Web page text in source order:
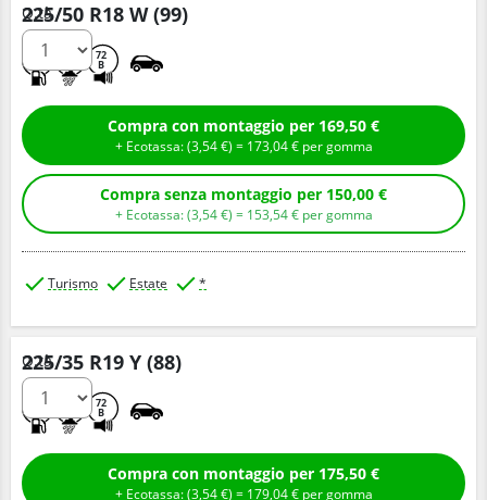
225/50 R18 W (99)
72
B
Q.tà
Compra con montaggio per 169,50 €
+ Ecotassa: (3,54€ ) = 173,04€ per gomma
Compra senza montaggio per 150,00 €
+ Ecotassa: (3,54€ ) = 153,54€ per gomma
Turismo Estate *
225/35 R19 Y (88)
72
B
Q.tà
Compra con montaggio per 175,50 €
+ Ecotassa: (3,54€ ) = 179,04€ per gomma